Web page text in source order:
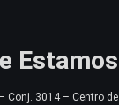
Conj. 3014 – Centro de